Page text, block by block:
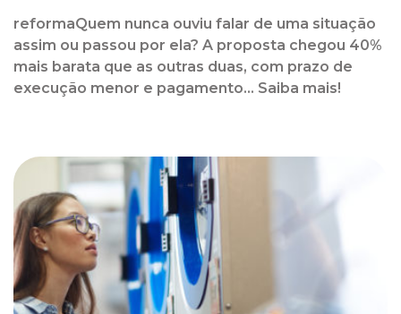
reformaQuem nunca ouviu falar de uma situação
assim ou passou por ela? A proposta chegou 40%
mais barata que as outras duas, com prazo de
execução menor e pagamento... Saiba mais!